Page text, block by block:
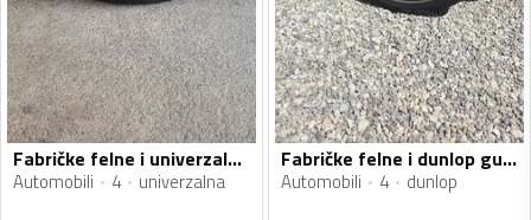
Fabričke felne i univerzalna gume
Automobili 4 univerzalna
Fabričke felne i dunlop gume
Automobili 4 dunlop